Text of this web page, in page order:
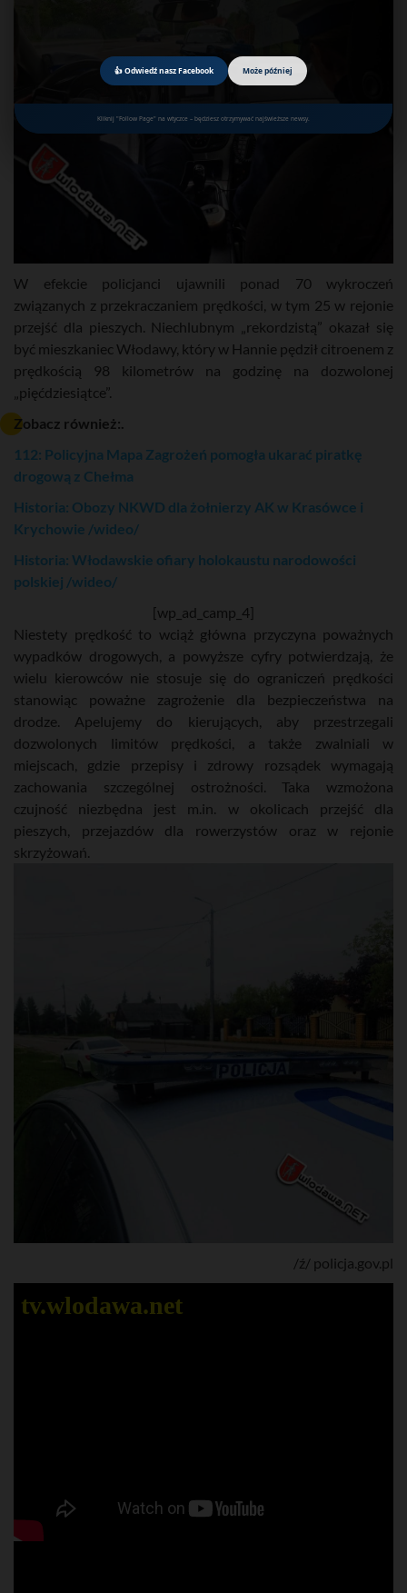
👍 Odwiedź nasz Facebook Może później
Kliknij "Follow Page" na wtyczce – będziesz otrzymywać najświeższe newsy.
W efekcie policjanci ujawnili ponad 70 wykroczeń
związanych z przekraczaniem prędkości, w tym 25 w rejonie
przejść dla pieszych. Niechlubnym „rekordzistą” okazał się
być mieszkaniec Włodawy, który w Hannie pędził citroenem z
prędkością 98 kilometrów na godzinę na dozwolonej
„pięćdziesiątce”.
Zobacz również:.
112: Policyjna Mapa Zagrożeń pomogła ukarać piratkę
drogową z Chełma
Historia: Obozy NKWD dla żołnierzy AK w Krasówce i
Krychowie /wideo/
Historia: Włodawskie ofiary holokaustu narodowości
polskiej /wideo/
[wp_ad_camp_4]
Niestety prędkość to wciąż główna przyczyna poważnych
wypadków drogowych, a powyższe cyfry potwierdzają, że
wielu kierowców nie stosuje się do ograniczeń prędkości
stanowiąc poważne zagrożenie dla bezpieczeństwa na
drodze. Apelujemy do kierujących, aby przestrzegali
dozwolonych limitów prędkości, a także zwalniali w
miejscach, gdzie przepisy i zdrowy rozsądek wymagają
zachowania szczególnej ostrożności. Taka wzmożona
czujność niezbędna jest m.in. w okolicach przejść dla
pieszych, przejazdów dla rowerzystów oraz w rejonie
skrzyżowań.
/ź/ policja.gov.pl
tv.wlodawa.net